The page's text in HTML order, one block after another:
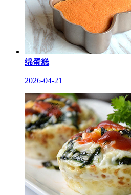
绵蛋糕
2026-04-21